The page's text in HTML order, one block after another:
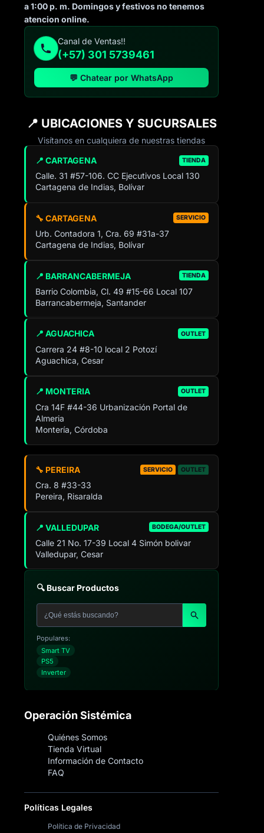
a 1:00 p. m. Domingos y festivos no tenemos
atencion online.
Canal de Ventas!!
(+57) 301 5739461
💬 Chatear por WhatsApp
📍 UBICACIONES Y SUCURSALES
Visítanos en cualquiera de nuestras tiendas
📍 CARTAGENA TIENDA
Calle. 31 #57-106. CC Ejecutivos Local 130
Cartagena de Indias, Bolívar
🔧 CARTAGENA SERVICIO
Urb. Contadora 1, Cra. 69 #31a-37
Cartagena de Indias, Bolívar
📍 BARRANCABERMEJA TIENDA
Barrio Colombia, Cl. 49 #15-66 Local 107
Barrancabermeja, Santander
📍 AGUACHICA OUTLET
Carrera 24 #8-10 local 2 Potozí
Aguachica, Cesar
📍 MONTERIA OUTLET
Cra 14F #44-36 Urbanización Portal de
Almeria
Montería, Córdoba
📍 VALLEDUPAR BODEGA/OUTLET
Calle 21 No. 17-39 Local 4 Simón bolivar
Valledupar, Cesar
🔧 PEREIRA SERVICIO OUTLET
Cra. 8 #33-33
Pereira, Risaralda
🔍 Buscar Productos
Populares:
Smart TV
PS5
Inverter
Operación Sistémica
Quiénes Somos
Tienda Virtual
Información de Contacto
FAQ
Políticas Legales
Política de Privacidad